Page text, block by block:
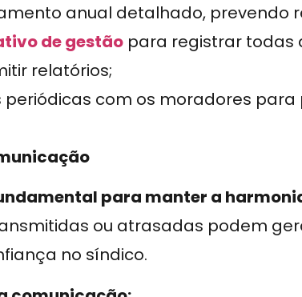
anual detalhado, prevendo
de gestão para registrar todas
relatórios;
periódicas com os moradores
para manter a
ou atrasadas podem
no síndico.